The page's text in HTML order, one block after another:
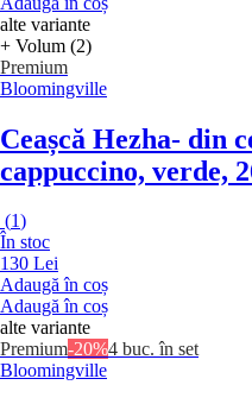
alte variante
+ Volum (2)
Premium
Bloomingville
Ceașcă Hezha- din
cappuccino, verde,
(1)
În stoc
130 Lei
Adaugă în coș
Adaugă în coș
alte variante
Premium-20%4 buc. în set
Bloomingville